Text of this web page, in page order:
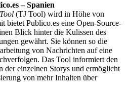
‒ Spanien
(TJ Tool) wird in Höhe von
bietet Publico.es eine Open-Source-
Blick hinter die Kulissen des
gewährt. Sie können so die
von Nachrichten auf eine
Das Tool informiert den
der einzelnen Storys und ermöglicht
von mehr Inhalten über